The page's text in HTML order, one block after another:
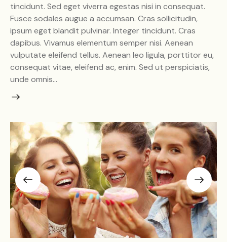
tincidunt. Sed eget viverra egestas nisi in consequat.
Fusce sodales augue a accumsan. Cras sollicitudin,
ipsum eget blandit pulvinar. Integer tincidunt. Cras
dapibus. Vivamus elementum semper nisi. Aenean
vulputate eleifend tellus. Aenean leo ligula, porttitor eu,
consequat vitae, eleifend ac, enim. Sed ut perspiciatis,
unde omnis…